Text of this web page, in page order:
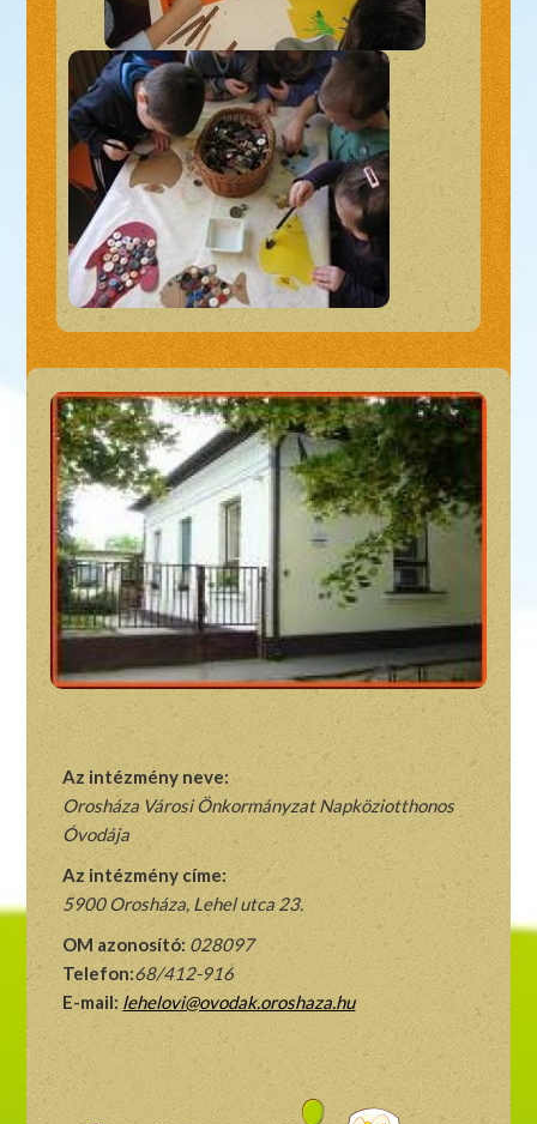
Az intézmény neve:
Orosháza Városi Önkormányzat Napköziotthonos
Óvodája
Az intézmény címe:
5900 Orosháza, Lehel utca 23.
OM azonosító: 028097
Telefon:68/412-916
E-mail: lehelovi@ovodak.oroshaza.hu